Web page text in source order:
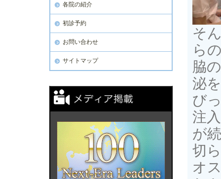
そ
ら
脇
泌
び
注
が
切
オ
各院の紹介
初診予約
お問い合わせ
サイトマップ